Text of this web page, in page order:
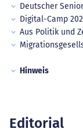
Deutscher
Digital-Camp
Aus Politik und
Hinweis
Editorial